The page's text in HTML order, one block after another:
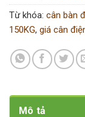
Từ khóa: cân bàn
150KG, giá cân
Mô tả